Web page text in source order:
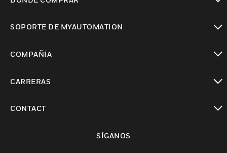
SOPORTE DE MYAUTOMATION
COMPAÑÍA
CARRERAS
CONTACT
SÍGANOS